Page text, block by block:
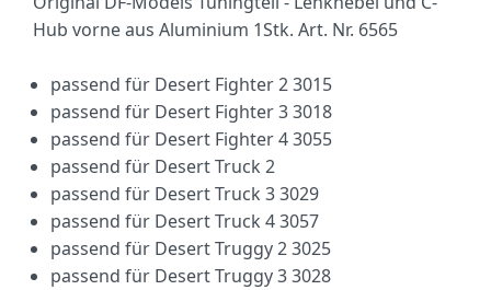
Hub vorne aus Aluminium 1Stk. Art. Nr. 6565
passend für Desert Fighter 2 3015
passend für Desert Fighter 33018
passend für Desert Fighter 4 3055
passend für Desert Truck 2
passend für Desert Truck 33029
passend für Desert Truck 43057
passend für Desert Truggy 23025
passend für Desert Truggy 33028